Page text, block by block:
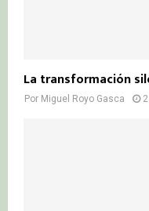
La transformación
Por Miguel Royo Gasca